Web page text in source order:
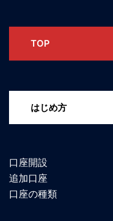
TOP
はじめ方
口座開設
追加口座
口座の種類